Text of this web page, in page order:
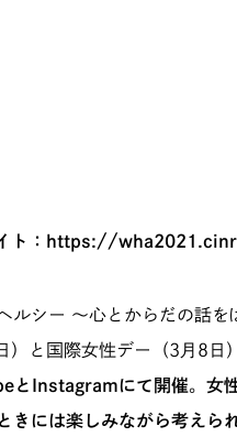
ト： https://
ルシー 〜心とからだの話
）と国際女性デー（3月8日
とInstagramにて開催。 女
きには楽しみながら考えら